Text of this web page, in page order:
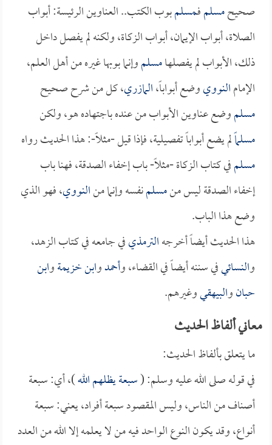
صحيحمسلمفـمسلمبوب الكتب.. العناوين الرئيسة: أبواب
الصلاة، أبواب الإيمان، أبواب الزكاة، ولكنه لم يفصل داخل
ذلك، الأبواب لم يفصلهامسلموإنما بوبها غيره من أهل العلم،
الإمامالنوويوضع أبواباً،المازري، كل من شرح صحيح
مسلموضع عناوين الأبواب من عنده باجتهاده هو، ولكن
مسلماًلم يضع أبواباً تفصيلية، فإذا قيل -مثلاً-: هذا الحديث رواه
مسلمفي كتاب الزكاة -مثلاً- باب إخفاء الصدقة، فهنا باب
إخفاء الصدقة ليس منمسلمنفسه وإنما منالنووي، فهو الذي
وضع هذا الباب.
هذا الحديث أيضاً أخرجهالترمذيفي جامعه في كتاب الزهد،
والنسائيفي سننه أيضاً في القضاء، وأحمدوابن خزيمةوابن
حبانوالبيهقيوغيرهم.
معاني ألفاظ الحديث
ما يتعلق بألفاظ الحديث:
في قوله صلى الله عليه وسلم: (سبعة يظلهم الله)، أي: سبعة
أصناف من الناس، وليس المقصود سبعة أفراد، يعني: سبعة
أنواع، وقد يكون النوع الواحد فيه من لا يعلمه إلا الله من العدد